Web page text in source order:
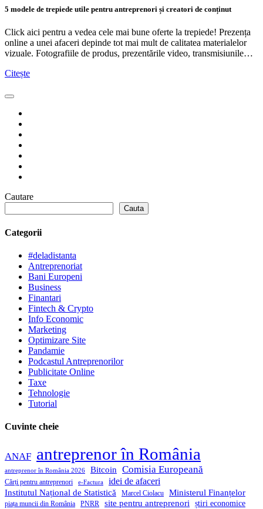
5 modele de trepiede utile pentru antreprenori și creatori de conținut
Click aici pentru a vedea cele mai bune oferte la trepiede! Prezența
online a unei afaceri depinde tot mai mult de calitatea materialelor
vizuale. Fotografiile de produs, prezentările video, transmisiunile…
Citește
Cautare
Cauta
Categorii
#deladistanta
Antreprenoriat
Bani Europeni
Business
Finantari
Fintech & Crypto
Info Economic
Marketing
Optimizare Site
Pandamie
Podcastul Antreprenorilor
Publicitate Online
Taxe
Tehnologie
Tutorial
Cuvinte cheie
ANAF antreprenor în România
antreprenor în România 2026 Bitcoin Comisia Europeană
Cărți pentru antreprenori e-Factura idei de afaceri
Institutul Național de Statistică Marcel Ciolacu Ministerul Finanțelor
piața muncii din România PNRR site pentru antreprenori știri economice